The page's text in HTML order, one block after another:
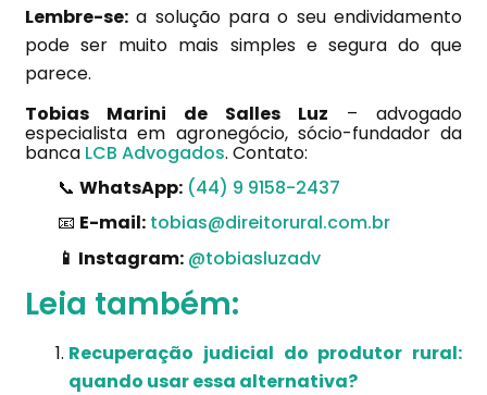
Lembre-se: a solução para o seu endividamento
pode ser muito mais simples e segura do que
parece.
Tobias Marini de Salles Luz – advogado
especialista em agronegócio, sócio-fundador da
banca LCB Advogados. Contato:
📞 WhatsApp: (44) 9 9158-2437
📧 E-mail: tobias@direitorural.com.br
📱 Instagram: @tobiasluzadv
Leia também:
Recuperação judicial do produtor rural:
quando usar essa alternativa?